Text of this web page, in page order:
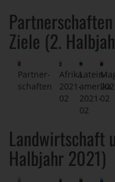
Ziele (2.
Partner-
schaften
Afrika
2021-
02
Latein-
amerika
2021-
02
02
Landwirtschaft
Halbjahr 2021)